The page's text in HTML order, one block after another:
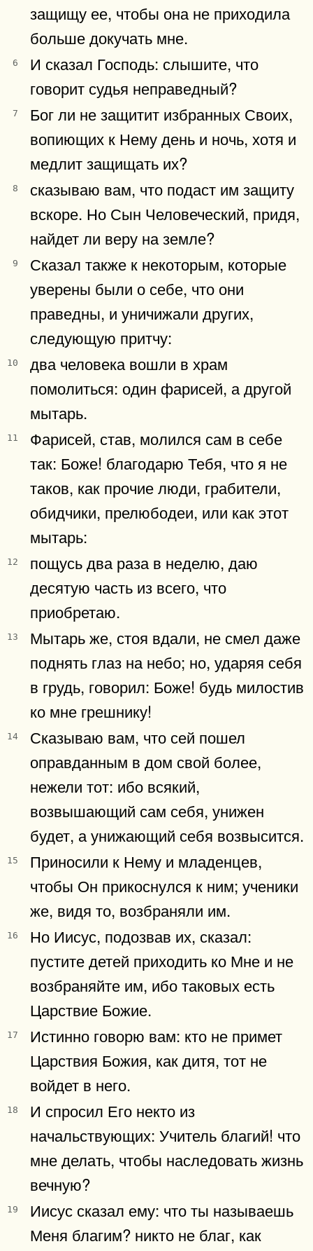
защищу ее, чтобы она не приходила
больше докучать мне.
6
И сказал Господь: слышите, что
говорит судья неправедный?
7
Бог ли не защитит избранных Своих,
вопиющих к Нему день и ночь, хотя и
медлит защищать их?
8
сказываю вам, что подаст им защиту
вскоре. Но Сын Человеческий, придя,
найдет ли веру на земле?
9
Сказал также к некоторым, которые
уверены были о себе, что они
праведны, и уничижали других,
следующую притчу:
10
два человека вошли в храм
помолиться: один фарисей, а другой
мытарь.
11
Фарисей, став, молился сам в себе
так: Боже! благодарю Тебя, что я не
таков, как прочие люди, грабители,
обидчики, прелюбодеи, или как этот
мытарь:
12
пощусь два раза в неделю, даю
десятую часть из всего, что
приобретаю.
13
Мытарь же, стоя вдали, не смел даже
поднять глаз на небо; но, ударяя себя
в грудь, говорил: Боже! будь милостив
ко мне грешнику!
14
Сказываю вам, что сей пошел
оправданным в дом свой более,
нежели тот: ибо всякий,
возвышающий сам себя, унижен
будет, а унижающий себя возвысится.
15
Приносили к Нему и младенцев,
чтобы Он прикоснулся к ним; ученики
же, видя то, возбраняли им.
16
Но Иисус, подозвав их, сказал:
пустите детей приходить ко Мне и не
возбраняйте им, ибо таковых есть
Царствие Божие.
17
Истинно говорю вам: кто не примет
Царствия Божия, как дитя, тот не
войдет в него.
18
И спросил Его некто из
начальствующих: Учитель благий! что
мне делать, чтобы наследовать жизнь
вечную?
19
Иисус сказал ему: что ты называешь
Меня благим? никто не благ, как